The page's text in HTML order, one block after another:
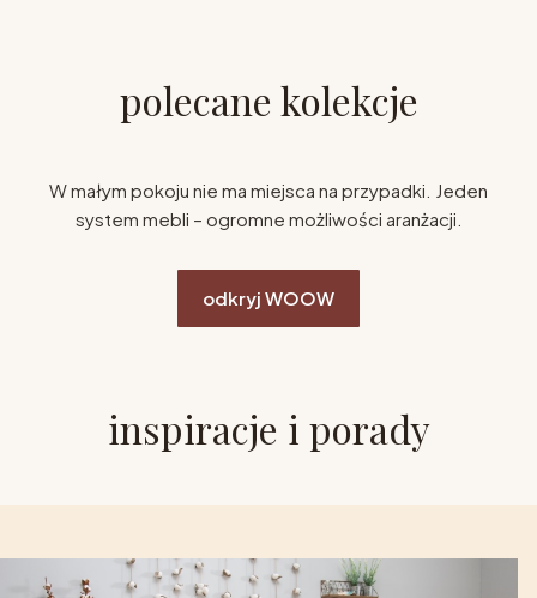
polecane kolekcje
W małym pokoju nie ma miejsca na przypadki. Jeden
system mebli – ogromne możliwości aranżacji.
odkryj WOOW
inspiracje i porady